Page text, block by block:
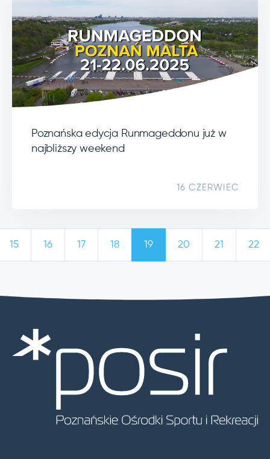
Poznańska edycja Runmageddonu już w
najbliższy weekend
16 CZERWIEC
15 16 17 18 19 20 21 22